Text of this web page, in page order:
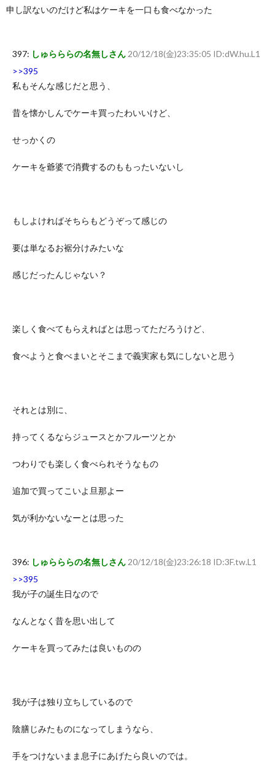
申し訳ないのだけど私はケーキを一口も食べなかった
397: しゅらららの名無しさん 20/12/18(金)23:35:05 ID:dW.hu.L1
>>395
私もそんな感じだと思う、
昔を懐かしんでケーキ買ったわいいけど、
せっかくの
ケーキを爺婆で消費するのももったいないし
もしよければそちらもどうぞって感じの
要は単なるお裾分けみたいな
感じだったんじゃない？
楽しく食べてもらえればとは思ってただろうけど、
食べようと食べまいとそこまで義実家も気にしないと思う
それとは別に、
持ってくるならジュースとかフルーツとか
つわりでも楽しく食べられそうなもの
追加で買ってこいよ旦那よー
気が利かないなーとは思った
396: しゅらららの名無しさん 20/12/18(金)23:26:18 ID:3F.tw.L1
>>395
我が子の誕生日なので
なんとなく昔を思い出して
ケーキを買ってみたは良いものの
我が子は独り立ちしているので
陰膳じみたものになってしまうなら、
手をつけないまま息子にあげたら良いのでは。